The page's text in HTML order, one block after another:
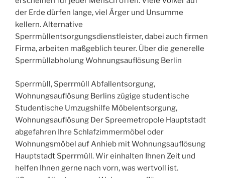
der Erde dürfen lange, viel Ärger und Unsumme
kellern. Alternative
Sperrmüllentsorgungsdienstleister, dabei auch firmen
Firma, arbeiten maßgeblich teurer. Über die generelle
Sperrmüllabholung Wohnungsauflösung Berlin
Sperrmüll, Sperrmüll Abfallentsorgung,
Wohnungsauflösung Berlins zügige studentische
Studentische Umzugshilfe Möbelentsorgung,
Wohnungsauflösung Der Spreemetropole Hauptstadt
abgefahren Ihre Schlafzimmermöbel oder
Wohnungsmöbel auf Anhieb mit Wohnungsauflösung
Hauptstadt Sperrmüll. Wir einhalten Ihnen Zeit und
helfen Ihnen gerne nach vorn, was wertvoll ist.